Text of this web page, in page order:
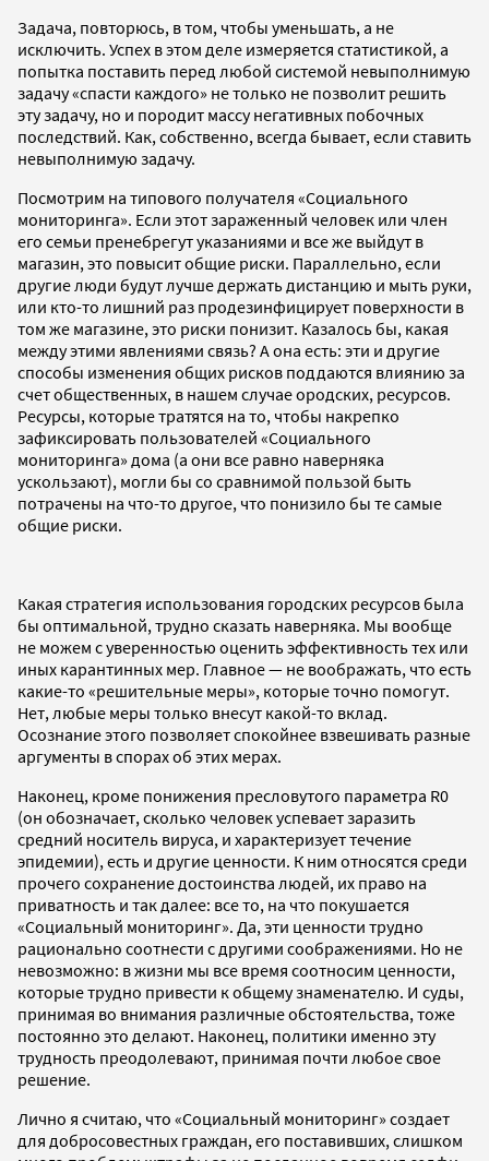
Задача, повторюсь, в том, чтобы уменьшать, а не
исключить. Успех в этом деле измеряется статистикой, а
попытка поставить перед любой системой невыполнимую
задачу «спасти каждого» не только не позволит решить
эту задачу, но и породит массу негативных побочных
последствий. Как, собственно, всегда бывает, если ставить
невыполнимую задачу.
Посмотрим на типового получателя «Социального
мониторинга». Если этот зараженный человек или член
его семьи пренебрегут указаниями и все же выйдут в
магазин, это повысит общие риски. Параллельно, если
другие люди будут лучше держать дистанцию и мыть руки,
или кто-то лишний раз продезинфицирует поверхности в
том же магазине, это риски понизит. Казалось бы, какая
между этими явлениями связь? А она есть: эти и другие
способы изменения общих рисков поддаются влиянию за
счет общественных, в нашем случае ородских, ресурсов.
Ресурсы, которые тратятся на то, чтобы накрепко
зафиксировать пользователей «Социального
мониторинга» дома (а они все равно наверняка
ускользают), могли бы со сравнимой пользой быть
потрачены на что-то другое, что понизило бы те самые
общие риски.
Какая стратегия использования городских ресурсов была
бы оптимальной, трудно сказать наверняка. Мы вообще
не можем с уверенностью оценить эффективность тех или
иных карантинных мер. Главное — не воображать, что есть
какие-то «решительные меры», которые точно помогут.
Нет, любые меры только внесут какой-то вклад.
Осознание этого позволяет спокойнее взвешивать разные
аргументы в спорах об этих мерах.
Наконец, кроме понижения пресловутого параметра R0
(он обозначает, сколько человек успевает заразить
средний носитель вируса, и характеризует течение
эпидемии), есть и другие ценности. К ним относятся среди
прочего сохранение достоинства людей, их право на
приватность и так далее: все то, на что покушается
«Социальный мониторинг». Да, эти ценности трудно
рационально соотнести с другими соображениями. Но не
невозможно: в жизни мы все время соотносим ценности,
которые трудно привести к общему знаменателю. И суды,
принимая во внимания различные обстоятельства, тоже
постоянно это делают. Наконец, политики именно эту
трудность преодолевают, принимая почти любое свое
решение.
Лично я считаю, что «Социальный мониторинг» создает
для добросовестных граждан, его поставивших, слишком